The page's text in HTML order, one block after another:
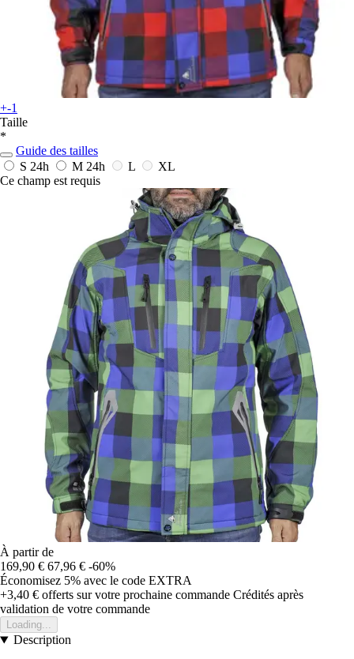
+-1
Taille
*
Guide des tailles
S 24h M 24h L
XL
Ce champ est requis
À partir de
169,90 € 67,96 € -60%
Économisez 5% avec le code EXTRA
+3,40 € offerts sur votre prochaine commande Crédités après
validation de votre commande
Loading...
Description